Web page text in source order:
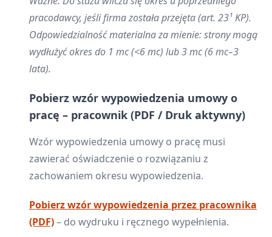
pracodawcy, jeśli firma została przejęta (art. 23¹ KP).
Odpowiedzialność materialna za mienie: strony mogą
wydłużyć okres do 1 mc (<6 mc) lub 3 mc (6 mc–3
lata).
Pobierz wzór wypowiedzenia umowy o
pracę – pracownik (PDF / Druk aktywny)
Wzór wypowiedzenia umowy o pracę musi
zawierać oświadczenie o rozwiązaniu z
zachowaniem okresu wypowiedzenia.
Pobierz wzór wypowiedzenia przez pracownika
(PDF)– do wydruku i ręcznego wypełnienia.